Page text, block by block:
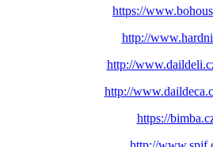
https://
http://
http://
http://
https://